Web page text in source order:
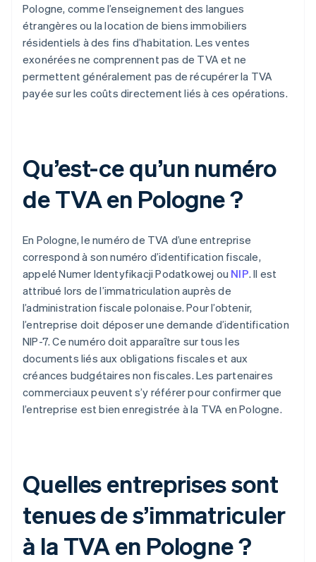
Pologne, comme l’enseignement des langues
étrangères ou la location de biens immobiliers
résidentiels à des fins d’habitation. Les ventes
exonérées ne comprennent pas de TVA et ne
permettent généralement pas de récupérer la TVA
payée sur les coûts directement liés à ces opérations.
Qu’est-ce qu’un numéro
de TVA en Pologne ?
En Pologne, le numéro de TVA d’une entreprise
correspond à son numéro d’identification fiscale,
appelé Numer Identyfikacji Podatkowej ou NIP. Il est
attribué lors de l’immatriculation auprès de
l’administration fiscale polonaise. Pour l’obtenir,
l’entreprise doit déposer une demande d’identification
NIP-7. Ce numéro doit apparaître sur tous les
documents liés aux obligations fiscales et aux
créances budgétaires non fiscales. Les partenaires
commerciaux peuvent s’y référer pour confirmer que
l’entreprise est bien enregistrée à la TVA en Pologne.
Quelles entreprises sont
tenues de s’immatriculer
à la TVA en Pologne ?